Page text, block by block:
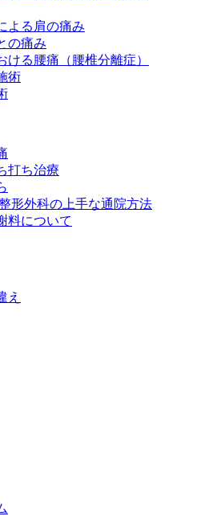
よる肩の痛み
の痛み
ける腰痛（腰椎分離症）
術
打ち治療
形外科の上手な通院方法
料について
え